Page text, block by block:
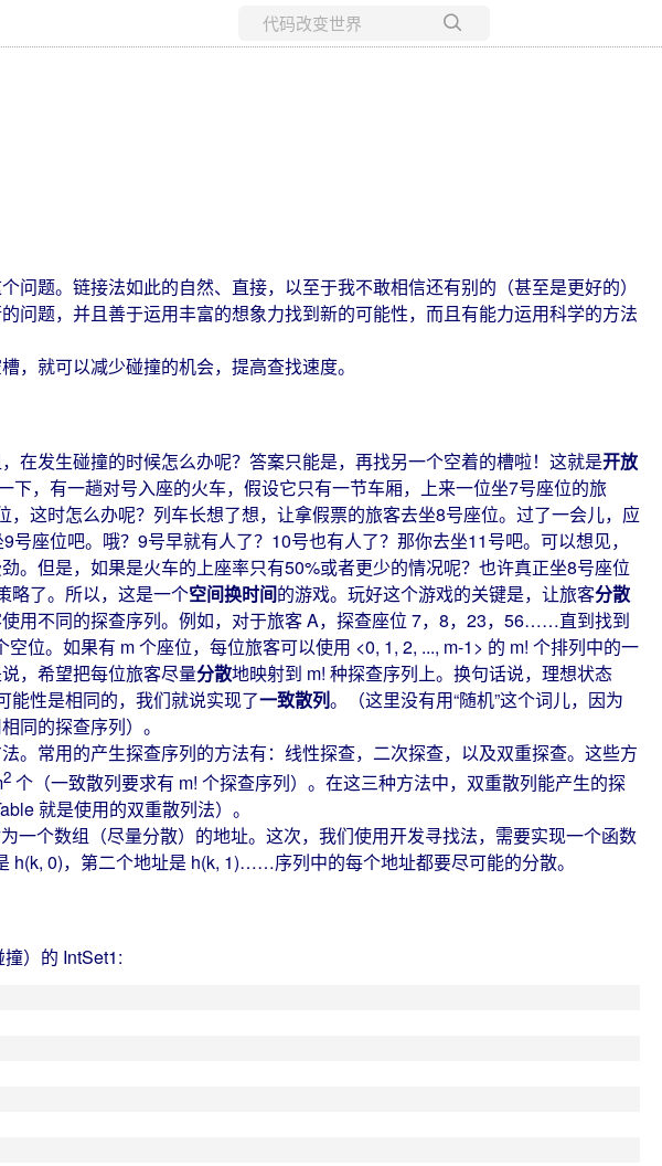
题。链接法如此的自然、直接，以至于我不敢相信还有别的（甚至是更好的）
问题，并且善于运用丰富的想象力找到新的可能性，而且有能力运用科学的方法
就可以减少碰撞的机会，提高查找速度。
发生碰撞的时候怎么办呢？答案只能是，再找另一个空着的槽啦！这就是开放
下，有一趟对号入座的火车，假设它只有一节车厢，上来一位坐7号座位的旅
这时怎么办呢？列车长想了想，让拿假票的旅客去坐8号座位。过了一会儿，应
座位吧。哦？9号早就有人了？10号也有人了？那你去坐11号吧。可以想见，
。但是，如果是火车的上座率只有50%或者更少的情况呢？也许真正坐8号座位
略了。所以，这是一个空间换时间的游戏。玩好这个游戏的关键是，让旅客分散
用不同的探查序列。例如，对于旅客 A，探查座位 7，8，23，56……直到找到
。如果有 m 个座位，每位旅客可以使用 <0, 1, 2, ..., m-1> 的 m! 个排列中的一
，希望把每位旅客尽量分散地映射到 m! 种探查序列上。换句话说，理想状态
能性是相同的，我们就说实现了一致散列。（这里没有用“随机”这个词儿，因为
同的探查序列）。
常用的产生探查序列的方法有：线性探查，二次探查，以及双重探查。这些方
2 个（一致散列要求有 m! 个探查序列）。在这三种方法中，双重散列能产生的探
就是使用的双重散列法）。
个数组（尽量分散）的地址。这次，我们使用开发寻找法，需要实现一个函数
0)，第二个地址是 h(k, 1)……序列中的每个地址都要尽可能的分散。
）的 IntSet1: